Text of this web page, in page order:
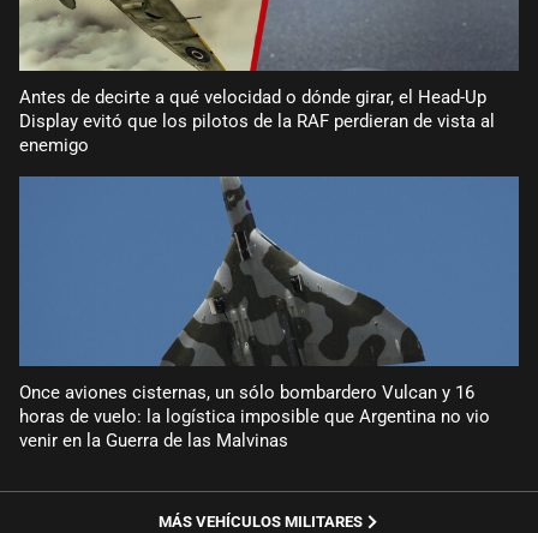
Antes de decirte a qué velocidad o dónde girar, el Head-Up
Display evitó que los pilotos de la RAF perdieran de vista al
enemigo
Once aviones cisternas, un sólo bombardero Vulcan y 16
horas de vuelo: la logística imposible que Argentina no vio
venir en la Guerra de las Malvinas
MÁS VEHÍCULOS MILITARES